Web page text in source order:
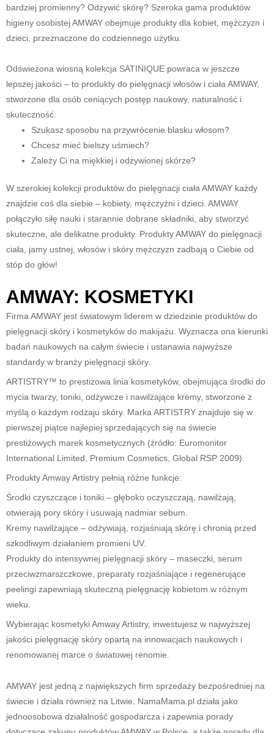
bardziej promienny? Odżywić skórę? Szeroka gama produktów
higieny osobistej AMWAY obejmuje produkty dla kobiet, mężczyzn i
dzieci, przeznaczone do codziennego użytku.
Odświeżona wiosną kolekcja SATINIQUE powraca w jeszcze
lepszej jakości – to produkty do pielęgnacji włosów i ciała AMWAY,
stworzone dla osób ceniących postęp naukowy, naturalność i
skuteczność.
Szukasz sposobu na przywrócenie blasku włosom?
Chcesz mieć bielszy uśmiech?
Zależy Ci na miękkiej i odżywionej skórze?
W szerokiej kolekcji produktów do pielęgnacji ciała AMWAY każdy
znajdzie coś dla siebie – kobiety, mężczyźni i dzieci. AMWAY
połączyło siłę nauki i starannie dobrane składniki, aby stworzyć
skuteczne, ale delikatne produkty. Produkty AMWAY do pielęgnacji
ciała, jamy ustnej, włosów i skóry mężczyzn zadbają o Ciebie od
stóp do głów!
AMWAY: KOSMETYKI
Firma AMWAY jest światowym liderem w dziedzinie produktów do
pielęgnacji skóry i kosmetyków do makijażu. Wyznacza ona kierunki
badań naukowych na całym świecie i ustanawia najwyższe
standardy w branży pielęgnacji skóry.
ARTISTRY™ to prestiżowa linia kosmetyków, obejmująca środki do
mycia twarzy, toniki, odżywcze i nawilżające kremy, stworzone z
myślą o każdym rodzaju skóry. Marka ARTISTRY znajduje się w
pierwszej piątce najlepiej sprzedających się na świecie
prestiżowych marek kosmetycznych (źródło: Euromonitor
International Limited, Premium Cosmetics, Global RSP 2009).
Produkty Amway Artistry pełnią różne funkcje:
Środki czyszczące i toniki – głęboko oczyszczają, nawilżają,
otwierają pory skóry i usuwają nadmiar sebum.
Kremy nawilżające – odżywiają, rozjaśniają skórę i chronią przed
szkodliwym działaniem promieni UV.
Produkty do intensywnej pielęgnacji skóry – maseczki, serum
przeciwzmarszczkowe, preparaty rozjaśniające i regenerujące
peelingi zapewniają skuteczną pielęgnację kobietom w różnym
wieku.
Wybierając kosmetyki Amway Artistry, inwestujesz w najwyższej
jakości pielęgnację skóry opartą na innowacjach naukowych i
renomowanej marce o światowej renomie.
AMWAY jest jedną z największych firm sprzedaży bezpośredniej na
świecie i działa również na Litwie. NamaMama.pl działa jako
jednoosobowa działalność gospodarcza i zapewnia porady